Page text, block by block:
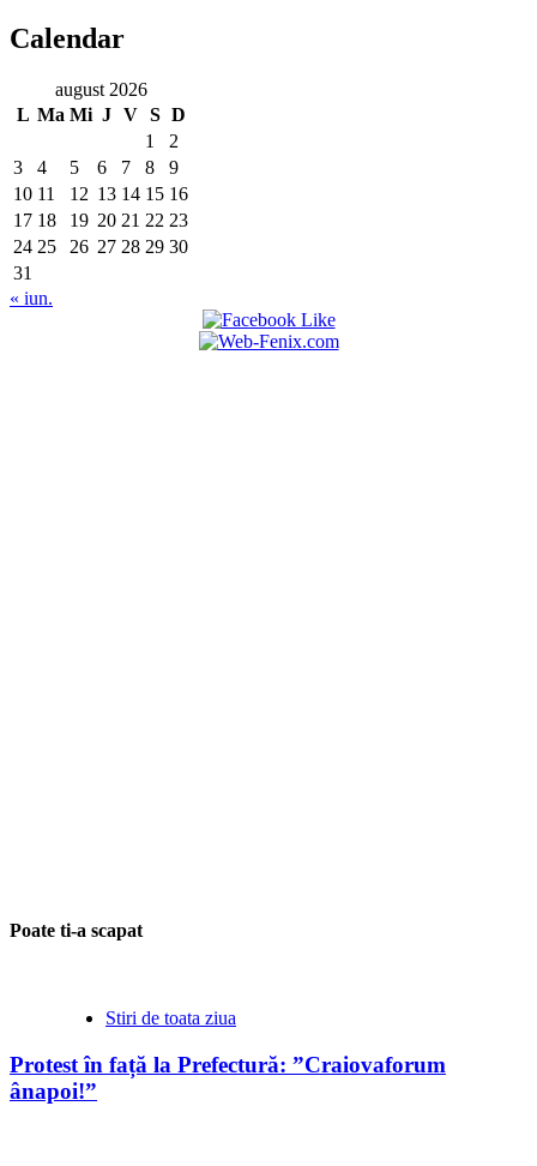
Calendar
august 2026
L Ma Mi J V S D
1
2
3
4 5 6 7 8
9
10 11 12 13 14 15 16
17 18 19 20 21 22 23
24 25 26 27 28 29 30
31
« iun.
Poate ti-a scapat
Stiri de toata ziua
Protest în față la Prefectură: ”Craiovaforum
ânapoi!”